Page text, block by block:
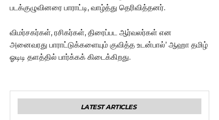
படக்குழுவினரை பாராட்டி, வாழ்த்து தெரிவித்தனர்.
விமர்சகர்கள், ரசிகர்கள், திரைப்பட ஆர்வலர்கள் என
அனைவரது பாராட்டுக்களையும் குவித்த உடன்பால்’ ஆஹா தமிழ்
ஓடிடி தளத்தில் பார்க்கக் கிடைக்கிறது.
LATEST ARTICLES